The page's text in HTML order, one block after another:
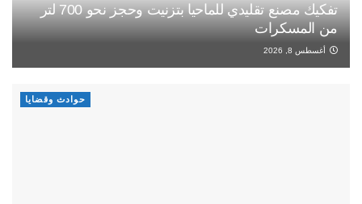
تفكيك مصنع تقليدي للماحيا بتزنيت وحجز نحو 700 لتر
من المسكرات
أغسطس 8, 2026
حوادث وقضايا